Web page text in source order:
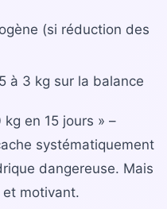
(si réduction des
à 3 kg sur la balance
en 15 jours » –
systématiquement
dangereuse. Mais
motivant.